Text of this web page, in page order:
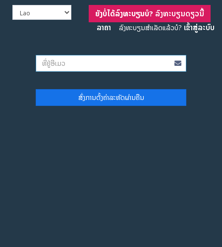
ຍັງບໍ່ໄດ້ລົງທະບຽນບໍ? ລົງທະບຽນດຽວນີ້
ລາຄາ
ລົງທະບຽນສຳເລັດແລ້ວບໍ? ເຂົ້າສູ່ລະບົບ
ສົ່ງການຕັ້ງຄ່າລະຫັດຜ່ານຄືນ